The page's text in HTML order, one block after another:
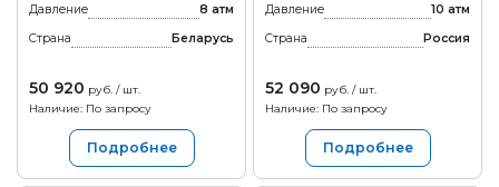
Давление
8 атм
Страна
Беларусь
50 920 руб. / шт.
Наличие: По запросу
Подробнее
Давление
10 атм
Страна
Россия
52 090 руб. / шт.
Наличие: По запросу
Подробнее